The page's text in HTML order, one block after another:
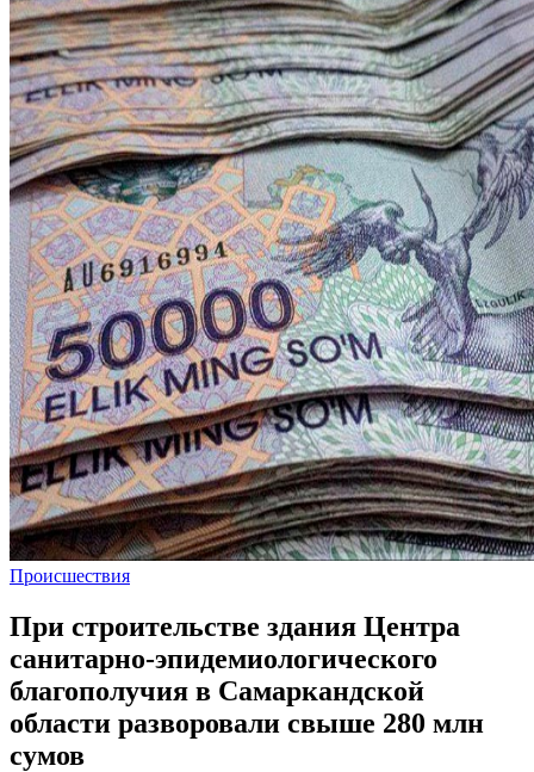
Происшествия
При строительстве здания Центра
санитарно-эпидемиологического
благополучия в Самаркандской
области разворовали свыше 280 млн
сумов